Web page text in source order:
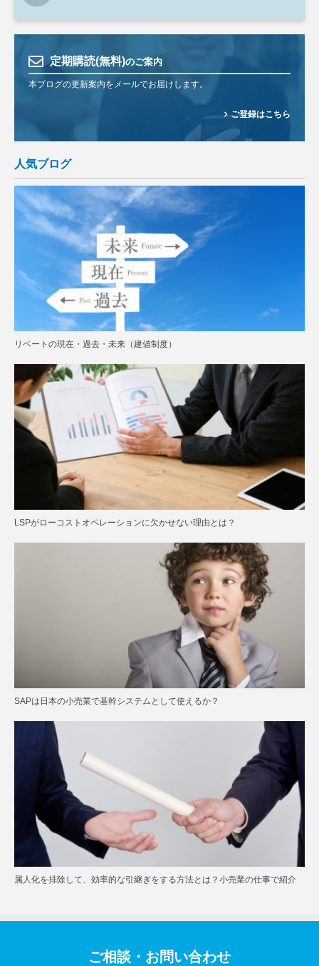
定期購読(無料)のご案内
本ブログの更新案内をメールでお届けします。
ご登録はこちら
人気ブログ
リベートの現在・過去・未来（建値制度）
LSPがローコストオペレーションに欠かせない理由とは？
SAPは日本の小売業で基幹システムとして使えるか？
属人化を排除して、効率的な引継ぎをする方法とは？小売業の仕事で紹介
ご相談・お問い合わせ